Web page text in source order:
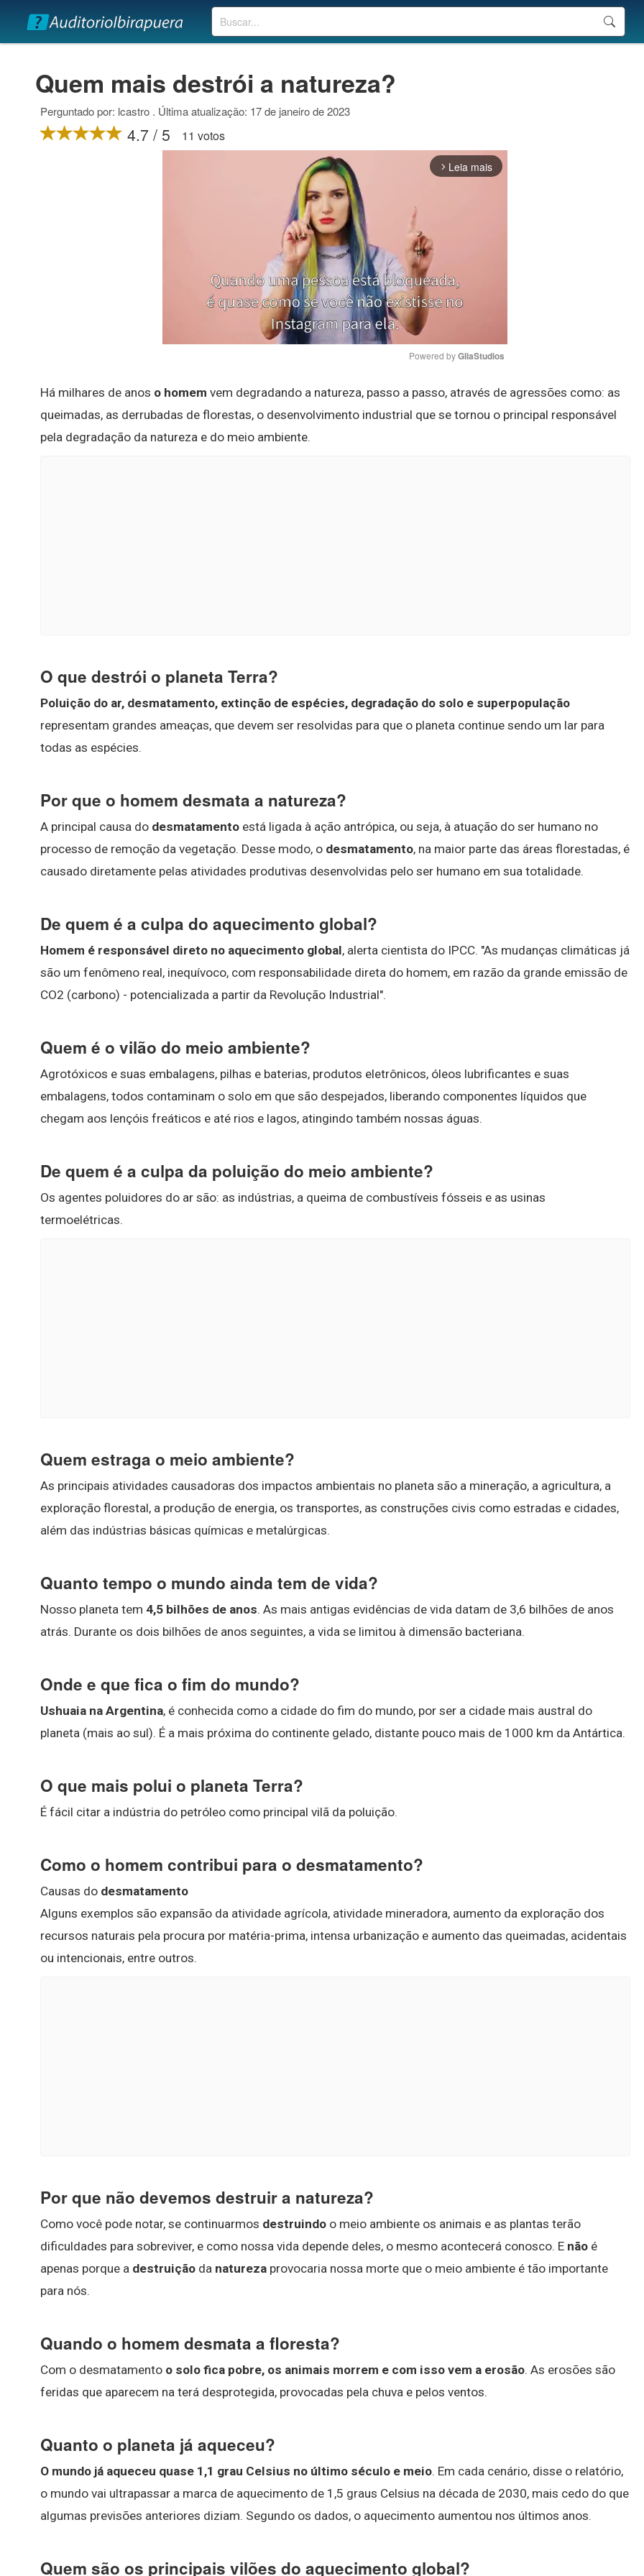
Buscar
Quem mais destrói a natureza?
Perguntado por: lcastro . Última atualização: 17 de janeiro de 2023
4.7 / 5 11 votos
arrow_forward_ios Leia mais
Mute
Powered by GliaStudios
Há milhares de anos o homem vem degradando a natureza, passo a passo, através de agressões como: as
queimadas, as derrubadas de florestas, o desenvolvimento industrial que se tornou o principal responsável
pela degradação da natureza e do meio ambiente.
O que destrói o planeta Terra?
Poluição do ar, desmatamento, extinção de espécies, degradação do solo e superpopulação
representam grandes ameaças, que devem ser resolvidas para que o planeta continue sendo um lar para
todas as espécies.
Por que o homem desmata a natureza?
A principal causa do desmatamento está ligada à ação antrópica, ou seja, à atuação do ser humano no
processo de remoção da vegetação. Desse modo, o desmatamento, na maior parte das áreas florestadas, é
causado diretamente pelas atividades produtivas desenvolvidas pelo ser humano em sua totalidade.
De quem é a culpa do aquecimento global?
Homem é responsável direto no aquecimento global, alerta cientista do IPCC. "As mudanças climáticas já
são um fenômeno real, inequívoco, com responsabilidade direta do homem, em razão da grande emissão de
CO2 (carbono) - potencializada a partir da Revolução Industrial".
Quem é o vilão do meio ambiente?
Agrotóxicos e suas embalagens, pilhas e baterias, produtos eletrônicos, óleos lubrificantes e suas
embalagens, todos contaminam o solo em que são despejados, liberando componentes líquidos que
chegam aos lençóis freáticos e até rios e lagos, atingindo também nossas águas.
De quem é a culpa da poluição do meio ambiente?
Os agentes poluidores do ar são: as indústrias, a queima de combustíveis fósseis e as usinas
termoelétricas.
Quem estraga o meio ambiente?
As principais atividades causadoras dos impactos ambientais no planeta são a mineração, a agricultura, a
exploração florestal, a produção de energia, os transportes, as construções civis como estradas e cidades,
além das indústrias básicas químicas e metalúrgicas.
Quanto tempo o mundo ainda tem de vida?
Nosso planeta tem 4,5 bilhões de anos. As mais antigas evidências de vida datam de 3,6 bilhões de anos
atrás. Durante os dois bilhões de anos seguintes, a vida se limitou à dimensão bacteriana.
Onde e que fica o fim do mundo?
Ushuaia na Argentina, é conhecida como a cidade do fim do mundo, por ser a cidade mais austral do
planeta (mais ao sul). É a mais próxima do continente gelado, distante pouco mais de 1000 km da Antártica.
O que mais polui o planeta Terra?
É fácil citar a indústria do petróleo como principal vilã da poluição.
Como o homem contribui para o desmatamento?
Causas do desmatamento
Alguns exemplos são expansão da atividade agrícola, atividade mineradora, aumento da exploração dos
recursos naturais pela procura por matéria-prima, intensa urbanização e aumento das queimadas, acidentais
ou intencionais, entre outros.
Por que não devemos destruir a natureza?
Como você pode notar, se continuarmos destruindo o meio ambiente os animais e as plantas terão
dificuldades para sobreviver, e como nossa vida depende deles, o mesmo acontecerá conosco. E não é
apenas porque a destruição da natureza provocaria nossa morte que o meio ambiente é tão importante
para nós.
Quando o homem desmata a floresta?
Com o desmatamento o solo fica pobre, os animais morrem e com isso vem a erosão. As erosões são
feridas que aparecem na terá desprotegida, provocadas pela chuva e pelos ventos.
Quanto o planeta já aqueceu?
O mundo já aqueceu quase 1,1 grau Celsius no último século e meio. Em cada cenário, disse o relatório,
o mundo vai ultrapassar a marca de aquecimento de 1,5 graus Celsius na década de 2030, mais cedo do que
algumas previsões anteriores diziam. Segundo os dados, o aquecimento aumentou nos últimos anos.
Quem são os principais vilões do aquecimento global?